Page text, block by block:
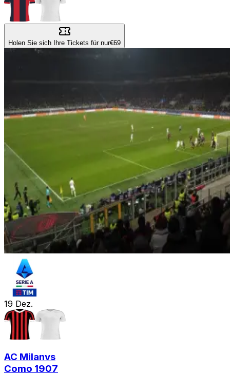
Holen Sie sich Ihre Tickets für nur€69
19 Dez.
AC Milanvs
Como 1907